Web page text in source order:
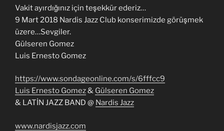
Vakit ayırdığınız için teşekkür ederiz…
9 Mart 2018 Nardis Jazz Club konserimizde görüşmek
üzere…Sevgiler.
Gülseren Gomez
Luis Ernesto Gomez
https://www.sondageonline.com/s/6fffcc9
Luis Ernesto Gomez& Gülseren Gomez
& LATİN JAZZ BAND @ Nardis Jazz
www.nardisjazz.com